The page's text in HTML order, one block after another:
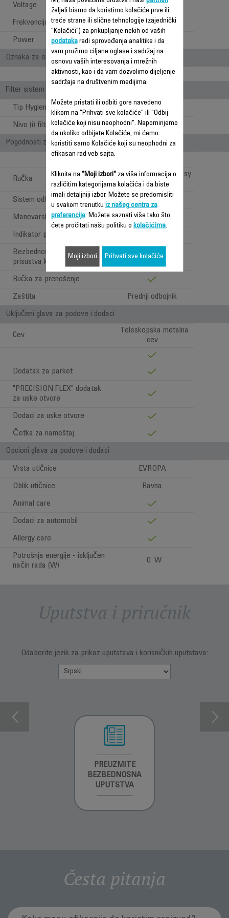
Voltage 220-240 V
Frekvencija 50-60 Hz
Power 400 W
Oznaka za energiju
Quiet (60 - 69dB)
Filter sistem
Tip Hygiene+ kese
Nivo (i) filtracije 3
Pogodnosti za korisnika
Ručka
Klasična ručka sa Easy
Brush
Sistem odlaganja
Manevarska sposobnost 4 x 360° točkovi
Indikator pune kese
Bezbednosni sistem
prisustva kese
Ručka za prenošenje
Zaštita Prednji odbojnik
Uključeni glava za podove i dodaci
Cev
Teleskopska metalna
cev
Dodatak za parket
"PRECISION FLEX" dodatak
za uske otvore
Dodaci za uske otvore
Četka za nameštaj
Opcioni glava za podove i dodaci
Vrsta utičnice EVROPA
Oblik utičnice Ravna
Animal care
Dodaci za automobil
Allergy care
Potrošnja energije - isključen
način rada (W)
0 W
Uputstva i priručnik
Odaberite jezik za prikaz uputstava i korisničkih uputstava:
PREUZMITE
BEZBEDNOSNA
UPUTSTVA
Česta pitanja
željeli bismo da koristimo kolačiće prve ili
treće strane ili slične tehnologije (zajednički
"Kolačići") za prikupljanje nekih od vaših
podatakaradi sprovođenja analitike i da
vam pružimo ciljane oglase i sadržaj na
osnovu vaših interesovanja i mrežnih
aktivnosti, kao i da vam dozvolimo dijeljenje
sadržaja na društvenim medijima.
Možete pristati ili odbiti gore navedeno
klikom na "Prihvati sve kolačiće" ili "Odbij
kolačiće koji nisu neophodni". Napominjemo
da ukoliko odbijete Kolačiće, mi ćemo
koristiti samo Kolačiće koji su neophodni za
efikasan rad veb sajta.
Kliknite na "Moji izbori"za više informacija o
različitim kategorijama kolačića i da biste
imali detaljniji izbor. Možete se predomisliti
u svakom trenutku iz našeg centra za
preferencije. Možete saznati više tako što
ćete pročitati našu politiku o kolačićima.
Moji izbori Prihvati sve kolačiće